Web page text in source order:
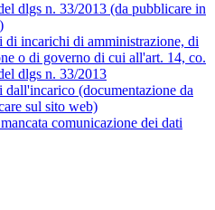
dlgs n. 33/2013 (da pubblicare in
di incarichi di amministrazione, di
o di governo di cui all'art. 14, co.
dlgs n. 33/2013
dall'incarico (documentazione da
sul sito web)
comunicazione dei dati